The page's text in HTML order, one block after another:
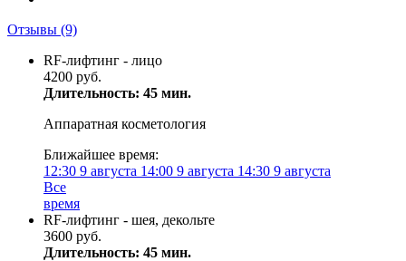
Отзывы (9)
RF-лифтинг - лицо
4200 руб.
Длительность: 45 мин.
Аппаратная косметология
Ближайшее время:
12:30 9 августа 14:00 9 августа 14:30 9 августа
Все
время
RF-лифтинг - шея, декольте
3600 руб.
Длительность: 45 мин.